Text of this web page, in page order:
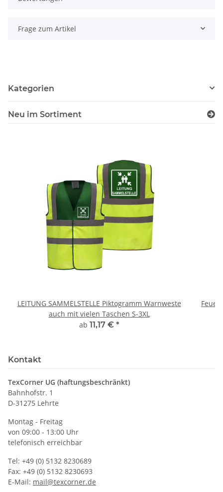
Frage zum Artikel
Kategorien
Neu im Sortiment
LEITUNG SAMMELSTELLE Piktogramm Warnweste
auch mit vielen Taschen S-3XL
ab 11,17 € *
Kontakt
TexCorner UG (haftungsbeschränkt)
Bahnhofstr. 1
D-31275 Lehrte
Montag - Freitag
von 09:00 - 13:00 Uhr
telefonisch erreichbar
Tel: +49 (0) 5132 8230689
Fax: +49 (0) 5132 8230693
E-Mail: mail@texcorner.de